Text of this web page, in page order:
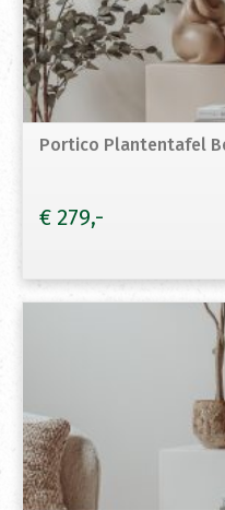
Portico Plantentafel
€ 279